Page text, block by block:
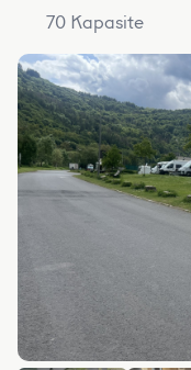
70 Kapasite